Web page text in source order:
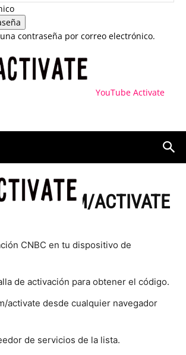
contraseña por correo electrónico.
YouTube Activate
ACTIVATE
CNBC en tu dispositivo de
de activación para obtener el código.
activate desde cualquier navegador
de servicios de la lista.